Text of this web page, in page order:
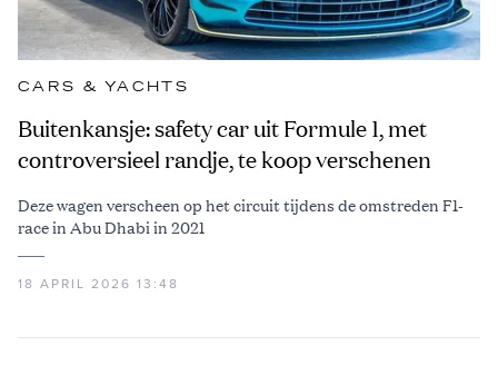
CARS & YACHTS
Buitenkansje: safety car uit Formule 1, met
controversieel randje, te koop verschenen
Deze wagen verscheen op het circuit tijdens de omstreden F1-
race in Abu Dhabi in 2021
18 APRIL 2026 13:48